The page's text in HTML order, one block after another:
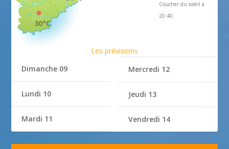
30°C
Coucher du soleil à
20:40
Les prévisions
Dimanche 09
Lundi 10
Mardi 11
Mercredi 12
Jeudi 13
Vendredi 14